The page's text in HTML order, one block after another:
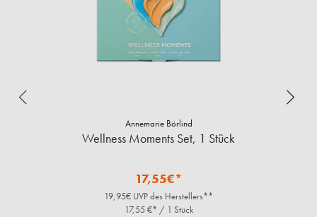
Annemarie Börlind
Wellness Moments Set, 1 Stück
17,55€*
19,95€ UVP des Herstellers**
17,55 €* / 1 Stück